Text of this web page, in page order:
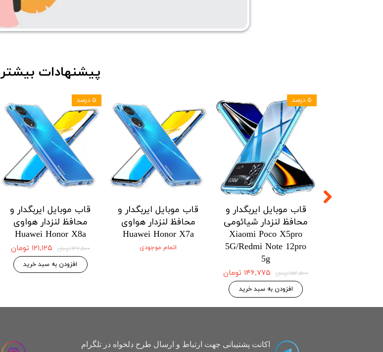
قاب موبایل ایربگدار و
محافظ لنزدار هواوی
Huawei Honor X8a
۱۲۷,۵۰۰ تومان ۱۲۱,۱۲۵ تومان
افزودن به سبد خرید
۵ درصد
قاب موبایل ایربگدار و
محافظ لنزدار هواوی
Huawei Honor X7a
اتمام موجودی
قاب موبایل ایربگدار و
محافظ لنزدار شیائومی
Xiaomi Poco X5pro
5G/Redmi Note 12pro
5g
۱۵۴,۵۰۰ تومان ۱۴۶,۷۷۵ تومان
افزودن به سبد خرید
۵ درصد
پیشنهادات بیشتر
اکانت پشتیبانی جهت ارتباط و ارسال طرح دلخواه در تلگرام